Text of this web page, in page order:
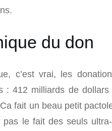
du don
c’est vrai, les
: 412 milliards de
fait un beau petit
pas le fait des seuls